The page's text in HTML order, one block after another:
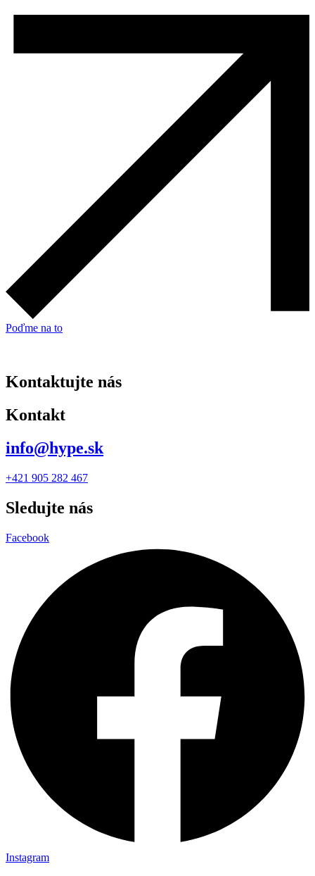
Poďme na to
Kontaktujte nás
Kontakt
info@hype.sk
+421 905 282 467
Sledujte nás
Facebook
Instagram